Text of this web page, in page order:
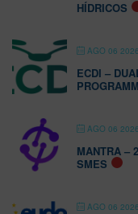
HÍDRICOS
AGO 06 2026
ECDI –
AGO 06 2026
MANTRA –
SMES
AGO 06 2026